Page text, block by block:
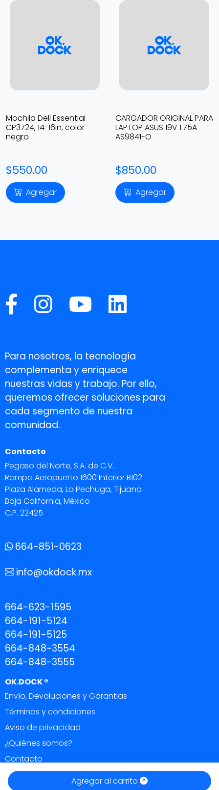
Agregar al carrito
Mochila Dell Essential
CP3724, 14-16in, color
negro
$550.00
Agregar
CARGADOR ORIGINAL PARA
LAPTOP ASUS 19V 1.75A
AS9841-O
$850.00
Agregar
Para nosotros, la tecnología
complementa y enriquece
nuestras vidas y trabajo. Por ello,
queremos ofrecer soluciones para
cada segmento de nuestra
comunidad.
Contacto
Pegaso del Norte, S.A. de C.V.
Rampa Aeropuerto 1600 Interior B102
Plaza Alameda, La Pechuga, Tijuana
Baja California, México
C.P. 22425
664-851-0623
info@okdock.mx
664-623-1595
664-191-5124
664-191-5125
664-848-3554
664-848-3555
OK.DOCK ®
Envío, Devoluciones y Garantias
Términos y condiciones
Aviso de privacidad
¿Quiénes somos?
Contacto
Todos los derechos reservados 2026.